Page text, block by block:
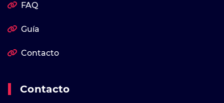
FAQ
Guía
Contacto
Contacto